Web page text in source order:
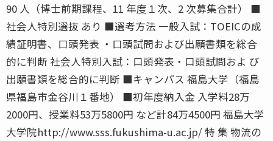
90 人（博士前期課程、11 年度１次、2 次募集合計） ■
社会人特別選抜 あり ■選考方法 一般入試：TOEICの成
績証明書、口頭発表 ・口頭試問および出願書類を総合
的に判断 社会人特別入試：口頭発表・口頭試問およ び
出願書類を総合的に判断 ■キャンパス 福島大学（福島
県福島市金谷川１番地） ■初年度納入金 入学料28万
2000円、授業料53万5800円 など計84万4500円 福島大学
大学院http://www.sss.fukushima-u.ac.jp/ 特 集 物流の